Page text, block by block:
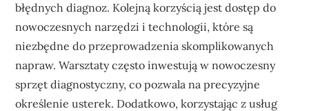
błędnych diagnoz. Kolejną korzyścią jest dostęp do
nowoczesnych narzędzi i technologii, które są
niezbędne do przeprowadzenia skomplikowanych
napraw. Warsztaty często inwestują w nowoczesny
sprzęt diagnostyczny, co pozwala na precyzyjne
określenie usterek. Dodatkowo, korzystając z usług